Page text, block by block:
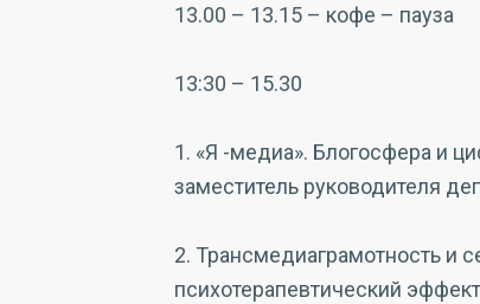
13.00 – 13.15 – кофе – пауза
13:30 – 15.30
1. «Я -медиа». Блогосфера и
заместитель руководителя
2. Трансмедиаграмотность и
психотерапевтический